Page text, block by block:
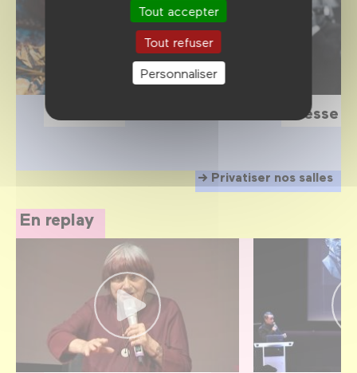
Tout accepter
Tout refuser
Personnaliser
Privatiser nos salles
Scolaires Presse
En replay